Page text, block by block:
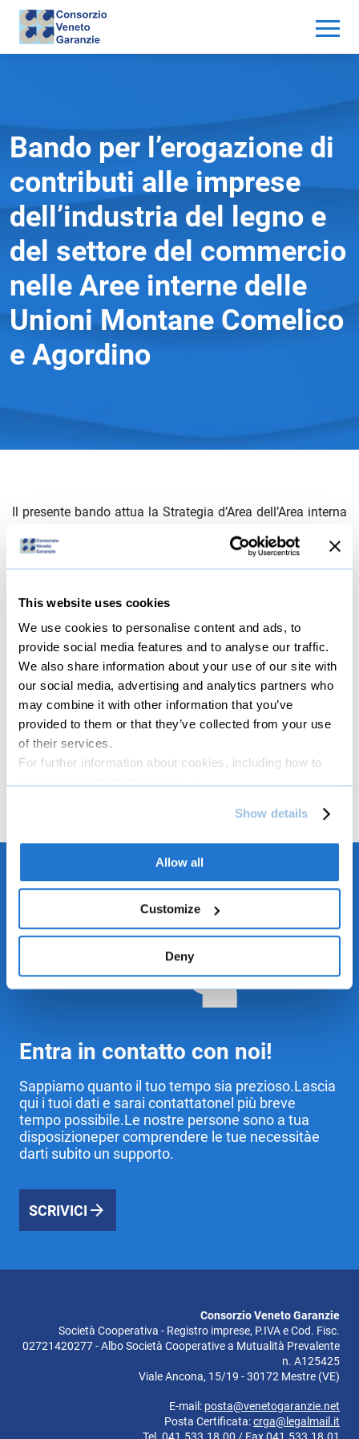
This website uses cookies
We use cookies to personalise content and ads, to
provide social media features and to analyse our traffic.
We also share information about your use of our site with
our social media, advertising and analytics partners who
may combine it with other information that you’ve
provided to them or that they’ve collected from your use
of their services.
For further information about cookies, including how to
Show details
Allow all
Customize
Deny
Bando per l’erogazione di
contributi alle imprese
dell’industria del legno e
del settore del commercio
nelle Aree interne delle
Unioni Montane Comelico
e Agordino
Il presente bando attua la Strategia d’Area dell’Area interna
interna Unione Montana Agordina, valorizzando il
panorama economico delle suddette aree incentivando i
legno, aumentando la “cultura d’impresa” e promuovendo
attività imprenditoriali.
L’apertura dei termini per la presentazione della domanda
di sostegno è prevista dal 16 aprile 2025 e sarà attiva fino
al 29 maggio 2025.
file_download Scheda sintetica bando
Entra in contatto con noi!
Sappiamo quanto il tuo tempo sia prezioso.Lascia
qui i tuoi dati e sarai contattatonel più breve
tempo possibile.Le nostre persone sono a tua
disposizioneper comprendere le tue necessitàe
darti subito un supporto.
SCRIVICI
Consorzio Veneto Garanzie
Società Cooperativa - Registro imprese, P.IVA e Cod. Fisc.
02721420277 - Albo Società Cooperative a Mutualità Prevalente
n. A125425
Viale Ancona, 15/19 - 30172 Mestre (VE)
E-mail: posta@venetogaranzie.net
Posta Certificata:crga@legalmail.it